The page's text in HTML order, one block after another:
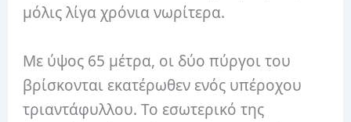
μόλις λίγα χρόνια νωρίτερα.
Με ύψος 65 μέτρα, οι δύο πύργοι του
βρίσκονται εκατέρωθεν ενός υπέροχου
τριαντάφυλλου. Το εσωτερικό της